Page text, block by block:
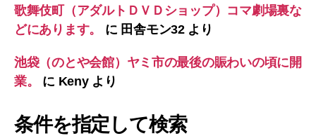
歌舞伎町（アダルトＤＶＤショップ）コマ劇場裏な
どにあります。
に 田舎モン32より
池袋（のとや会館）ヤミ市の最後の賑わいの頃に開
業。
に Kenyより
条件を指定して検索